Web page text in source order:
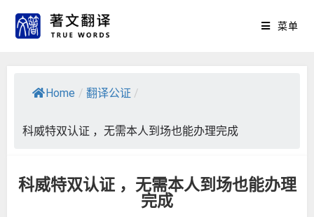
菜单
Home / 翻译公证 /
科威特双认证 ，无需本人到场也能办理完成
科威特双认证 ，无需本人到场也能办理
完成